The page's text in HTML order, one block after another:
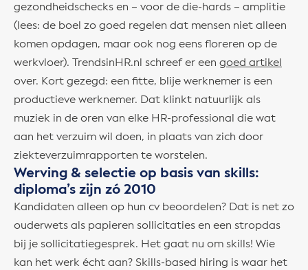
gezondheidschecks en – voor de die-hards – amplitie
(lees: de boel zo goed regelen dat mensen niet alleen
komen opdagen, maar ook nog eens floreren op de
werkvloer). TrendsinHR.nl schreef er een goed artikel
over. Kort gezegd: een fitte, blije werknemer is een
productieve werknemer. Dat klinkt natuurlijk als
muziek in de oren van elke HR-professional die wat
aan het verzuim wil doen, in plaats van zich door
ziekteverzuimrapporten te worstelen.
Werving & selectie op basis van skills:
diploma’s zijn zó 2010
Kandidaten alleen op hun cv beoordelen? Dat is net zo
ouderwets als papieren sollicitaties en een stropdas
bij je sollicitatiegesprek. Het gaat nu om skills! Wie
kan het werk écht aan? Skills-based hiring is waar het